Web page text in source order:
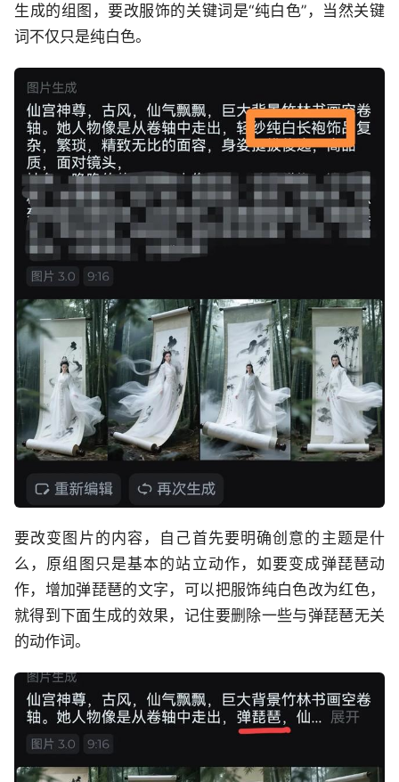
生成的组图，要改服饰的关键词是“纯白色”，当然关键
词不仅只是纯白色。
要改变图片的内容，自己首先要明确创意的主题是什
么，原组图只是基本的站立动作，如要变成弹琵琶动
作，增加弹琵琶的文字，可以把服饰纯白色改为红色，
就得到下面生成的效果，记住要删除一些与弹琵琶无关
的动作词。